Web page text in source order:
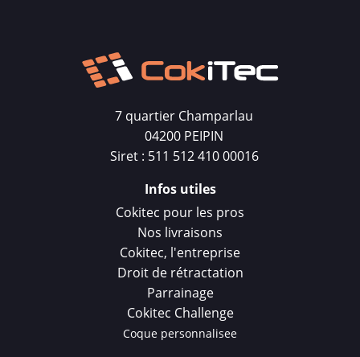
7 quartier Champarlau
04200 PEIPIN
Siret : 511 512 410 00016
Infos utiles
Cokitec pour les pros
Nos livraisons
Cokitec, l'entreprise
Droit de rétractation
Parrainage
Cokitec Challenge
Coque personnalisee